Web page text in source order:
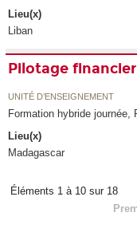
Lieu(x)
Liban
Pilotage
UNITÉ D’ENSEIGNEMENT
Formation hybride journée,
Lieu(x)
Madagascar
Éléments 1 à 10 sur 18